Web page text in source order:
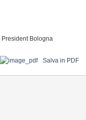
President Bologna
Salva in PDF